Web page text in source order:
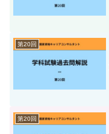
第20回
第20回